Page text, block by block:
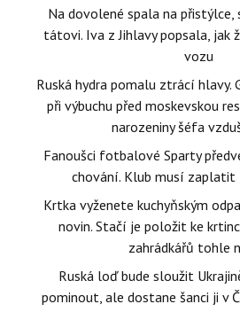
Na dovolené spala na
tátovi. Iva z Jihlavy popsala, jak
vozu
Ruská hydra pomalu ztrácí hlavy.
při výbuchu před moskevskou
narozeniny šéfa
Fanoušci fotbalové Sparty
chování. Klub musí zaplatit
Krtka vyženete kuchyňským
novin. Stačí je položit ke
zahrádkářů tohle
Ruská loď bude sloužit
pominout, ale dostane šanci ji v